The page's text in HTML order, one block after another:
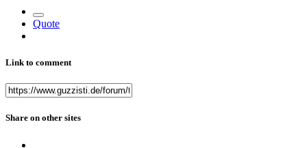
Quote
Link to comment
Share on other sites